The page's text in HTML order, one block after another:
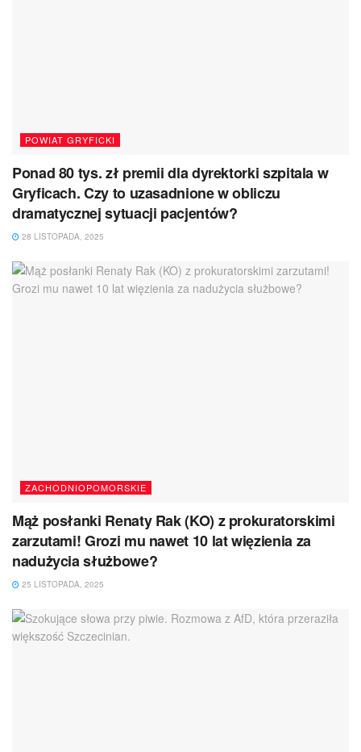
POWIAT GRYFICKI
Ponad 80 tys. zł premii dla dyrektorki szpitala w
Gryficach. Czy to uzasadnione w obliczu
dramatycznej sytuacji pacjentów?
28 LISTOPADA, 2025
ZACHODNIOPOMORSKIE
Mąż posłanki Renaty Rak (KO) z prokuratorskimi
zarzutami! Grozi mu nawet 10 lat więzienia za
nadużycia służbowe?
25 LISTOPADA, 2025